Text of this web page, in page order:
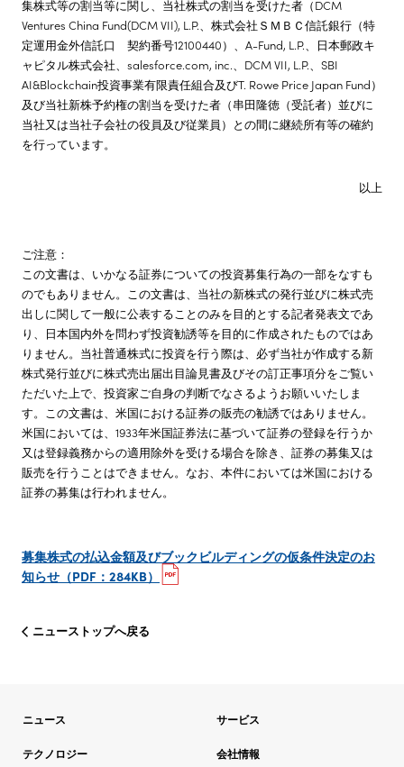
集株式等の割当等に関し、当社株式の割当を受けた者（DCM
Ventures China Fund(DCM VII), L.P.、株式会社ＳＭＢＣ信託銀行（特
定運用金外信託口 契約番号12100440）、A-Fund, L.P.、日本郵政キ
ャピタル株式会社、salesforce.com, inc.、DCM VII, L.P.、SBI
AI&Blockchain投資事業有限責任組合及びT. Rowe Price Japan Fund）
及び当社新株予約権の割当を受けた者（串田隆徳（受託者）並びに
当社又は当社子会社の役員及び従業員）との間に継続所有等の確約
を行っています。
以上
ご注意：
この文書は、いかなる証券についての投資募集行為の一部をなすも
のでもありません。この文書は、当社の新株式の発行並びに株式売
出しに関して一般に公表することのみを目的とする記者発表文であ
り、日本国内外を問わず投資勧誘等を目的に作成されたものではあ
りません。当社普通株式に投資を行う際は、必ず当社が作成する新
株式発行並びに株式売出届出目論見書及びその訂正事項分をご覧い
ただいた上で、投資家ご自身の判断でなさるようお願いいたしま
す。この文書は、米国における証券の販売の勧誘ではありません。
米国においては、1933年米国証券法に基づいて証券の登録を行うか
又は登録義務からの適用除外を受ける場合を除き、証券の募集又は
販売を行うことはできません。なお、本件においては米国における
証券の募集は行われません。
募集株式の払込金額及びブックビルディングの仮条件決定のお
知らせ（PDF：284KB）
ニューストップへ戻る
ニュース サービス
テクノロジー
会社情報